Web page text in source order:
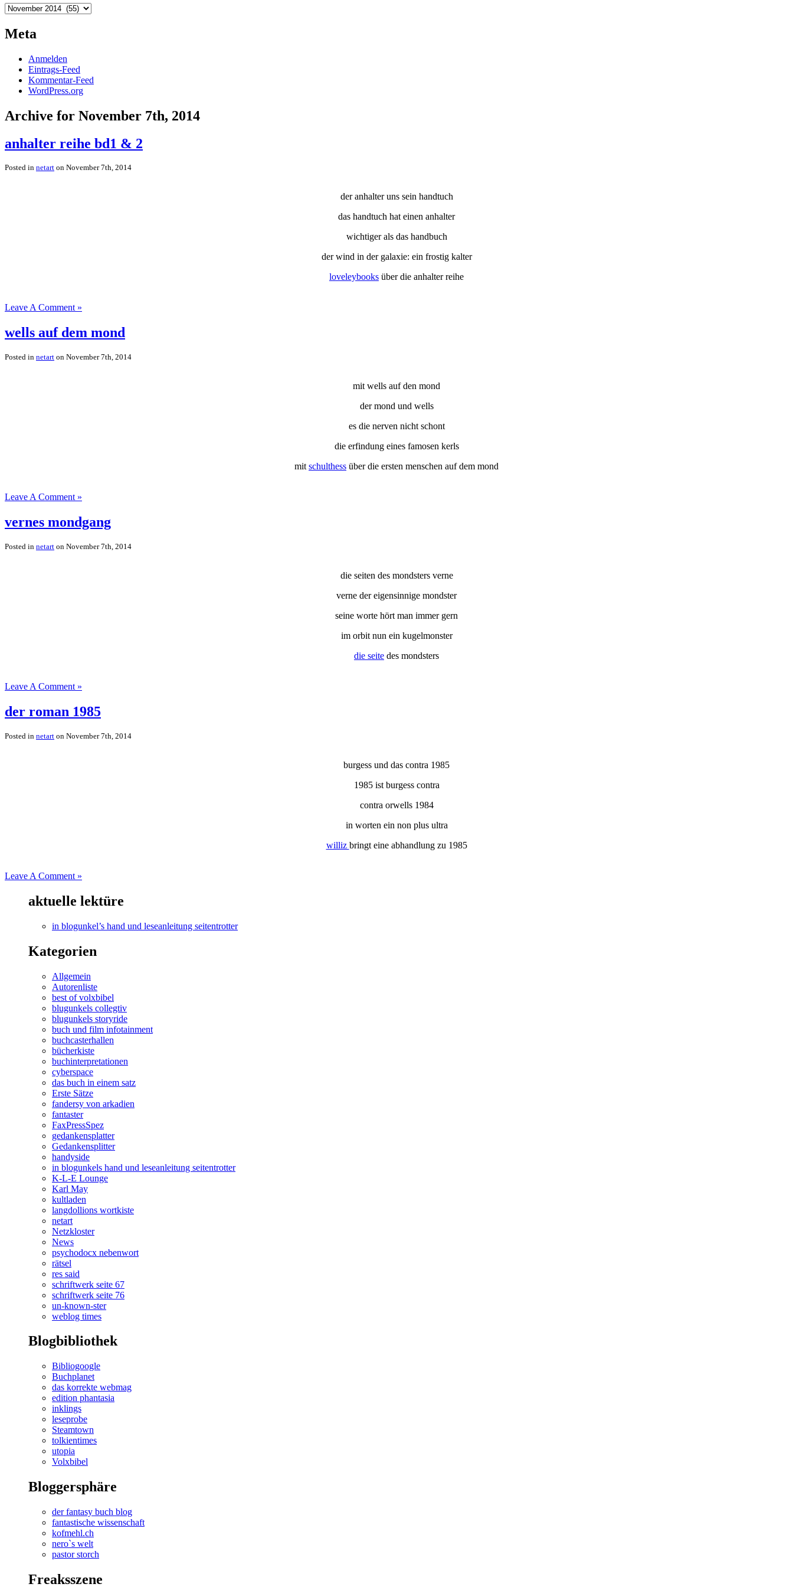
Archiv
Meta
Anmelden
Eintrags-Feed
Kommentar-Feed
WordPress.org
Archive for November 7th, 2014
anhalter reihe bd1 & 2
Posted in netart on November 7th, 2014
der anhalter uns sein handtuch
das handtuch hat einen anhalter
wichtiger als das handbuch
der wind in der galaxie: ein frostig kalter
loveleybooks über die anhalter reihe
Leave A Comment »
wells auf dem mond
Posted in netart on November 7th, 2014
mit wells auf den mond
der mond und wells
es die nerven nicht schont
die erfindung eines famosen kerls
mit schulthess über die ersten menschen auf dem mond
Leave A Comment »
vernes mondgang
Posted in netart on November 7th, 2014
die seiten des mondsters verne
verne der eigensinnige mondster
seine worte hört man immer gern
im orbit nun ein kugelmonster
die seite des mondsters
Leave A Comment »
der roman 1985
Posted in netart on November 7th, 2014
burgess und das contra 1985
1985 ist burgess contra
contra orwells 1984
in worten ein non plus ultra
williz bringt eine abhandlung zu 1985
Leave A Comment »
aktuelle lektüre
in blogunkel’s hand und leseanleitung seitentrotter
Kategorien
Allgemein
Autorenliste
best of volxbibel
blugunkels collegtiv
blugunkels storyride
buch und film infotainment
buchcasterhallen
bücherkiste
buchinterpretationen
cyberspace
das buch in einem satz
Erste Sätze
fandersy von arkadien
fantaster
FaxPressSpez
gedankensplatter
Gedankensplitter
handyside
in blogunkels hand und leseanleitung seitentrotter
K-L-E Lounge
Karl May
kultladen
langdollions wortkiste
netart
Netzkloster
News
psychodocx nebenwort
rätsel
res said
schriftwerk seite 67
schriftwerk seite 76
un-known-ster
weblog times
Blogbibliothek
Bibliogoogle
Buchplanet
das korrekte webmag
edition phantasia
inklings
leseprobe
Steamtown
tolkientimes
utopia
Volxbibel
Bloggersphäre
der fantasy buch blog
fantastische wissenschaft
kofmehl.ch
nero`s welt
pastor storch
Freaksszene